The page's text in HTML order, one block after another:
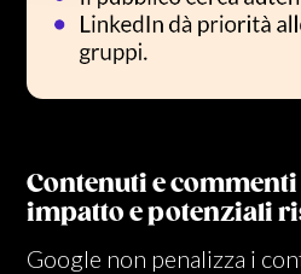
Contenuti e
impatto e potenziali
Google non penalizza i